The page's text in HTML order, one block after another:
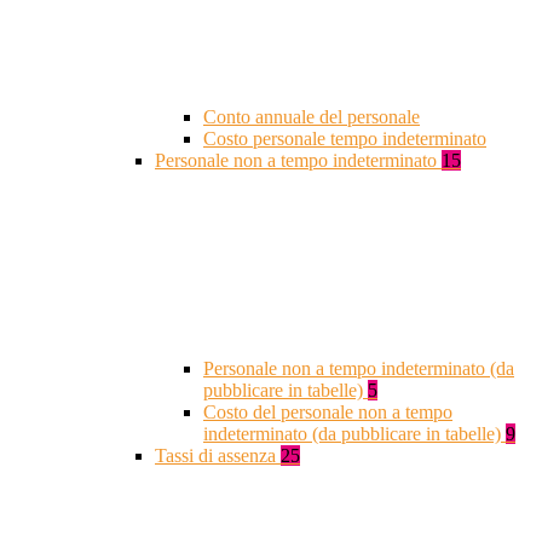
Conto annuale del personale
Costo personale tempo indeterminato
Personale non a tempo indeterminato 15
Personale non a tempo indeterminato (da
pubblicare in tabelle) 5
Costo del personale non a tempo
indeterminato (da pubblicare in tabelle) 9
Tassi di assenza 25